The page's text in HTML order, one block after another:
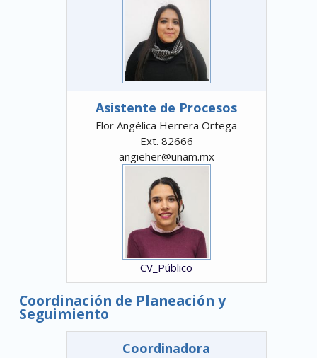
Asistente de Procesos
Flor Angélica Herrera Ortega
Ext. 82666
angieher@unam.mx
CV_Público
Coordinación de Planeación y
Seguimiento
Coordinadora